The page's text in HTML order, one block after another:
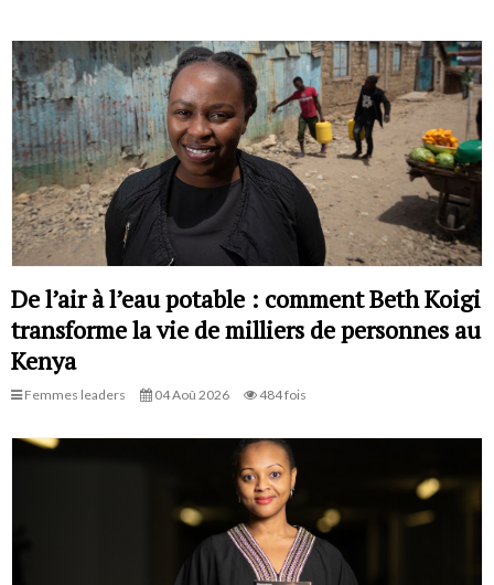
De l’air à l’eau potable : comment Beth Koigi
transforme la vie de milliers de personnes au
Kenya
Femmes leaders 04 Aoû 2026 484 fois